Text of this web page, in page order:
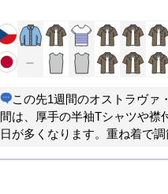
この先1週間のオストラヴァ
間は、厚手の半袖Tシャツや襟
日が多くなります。重ね着で